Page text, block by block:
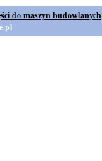
do maszyn budowlanych